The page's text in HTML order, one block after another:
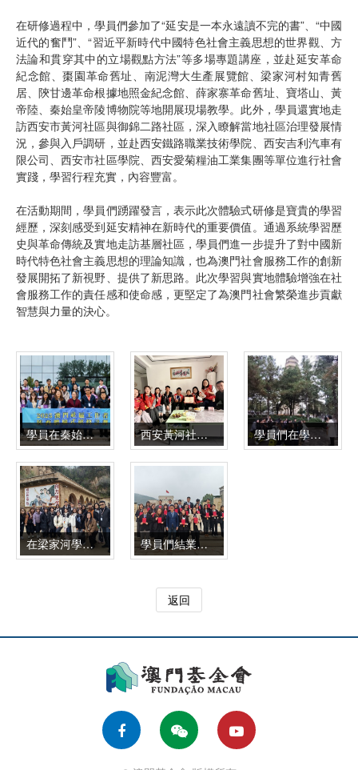
在研修過程中，學員們參加了“延安是一本永遠讀不完的書”、“中國
近代的奮鬥”、“習近平新時代中國特色社會主義思想的世界觀、方
法論和貫穿其中的立場觀點方法”等多場專題講座，並赴延安革命
紀念館、棗園革命舊址、南泥灣大生產展覽館、梁家河村知青舊
居、陝甘邊革命根據地照金紀念館、薛家寨革命舊址、寶塔山、黃
帝陸、秦始皇帝陵博物院等地開展現場教學。此外，學員還實地走
訪西安市黃河社區與御錦二路社區，深入瞭解當地社區治理發展情
況，參與入戶調研，並赴西安鐵路職業技術學院、西安吉利汽車有
限公司、西安市社區學院、西安愛菊糧油工業集團等單位進行社會
實踐，學習行程充實，內容豐富。
在活動期間，學員們踴躍發言，表示此次體驗式研修是寶貴的學習
經歷，深刻感受到延安精神在新時代的重要價值。通過系統學習歷
史與革命傳統及實地走訪基層社區，學員們進一步提升了對中國新
時代特色社會主義思想的理論知識，也為澳門社會服務工作的創新
發展開拓了新視野、提供了新思路。此次學習與實地體驗增強在社
會服務工作的責任感和使命感，更堅定了為澳門社會繁榮進步貢獻
智慧與力量的決心。
學員在秦始皇帝陵博物院學習中國傳統文化 西安黃河社區入戶調研 學員們在學習張思德為人民服務精神
在梁家河學習習總書記新時代中國特色社會主義思想 學員們結業合影留念
返回